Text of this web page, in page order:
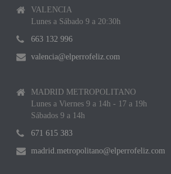
VALENCIA
Lunes a Sábado 9 a 20:30h
663 132 996
valencia@elperrofeliz.com
MADRID METROPOLITANO
Lunes a Viernes 9 a 14h - 17 a 19h
Sábados 9 a 14h
671 615 383
madrid.metropolitano@elperrofeliz.com